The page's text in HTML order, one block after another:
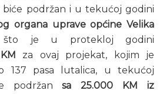
biće podržan i u tekućoj godini
organa uprave općine Velika
je u protekloj godini
za ovaj projekat, kojim je
137 pasa lutalica, u tekućoj
podržansa 25.000 KM iz